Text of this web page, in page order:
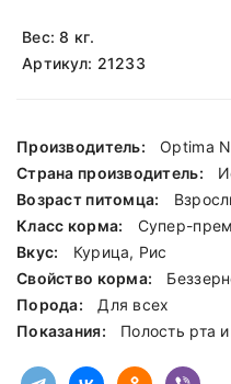
Вес: 8 кг.
Артикул: 21233
Производитель:
Optima
Страна производитель:
Возраст питомца:
Класс корма:
Cупер-
Вкус:
Курица, Рис
Свойство корма:
Порода:
Для всех
Показания:
Полость рта